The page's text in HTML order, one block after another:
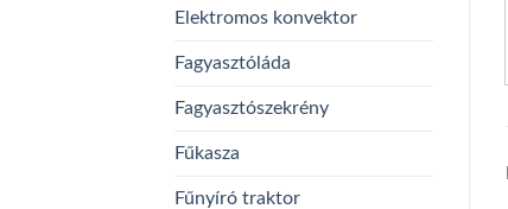
Elektromos konvektor
Fagyasztóláda
Fagyasztószekrény
Fűkasza
Fűnyíró traktor